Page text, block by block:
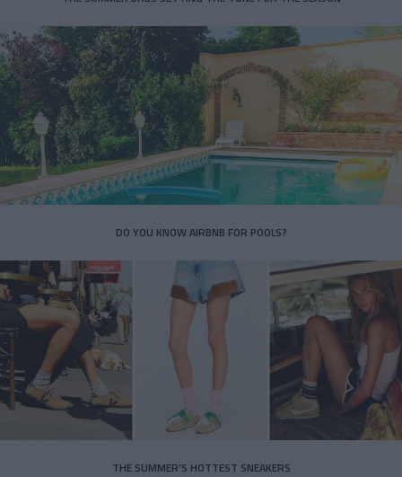
DO YOU KNOW AIRBNB FOR POOLS?
THE SUMMER’S HOTTEST SNEAKERS